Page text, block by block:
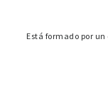
Está formado por